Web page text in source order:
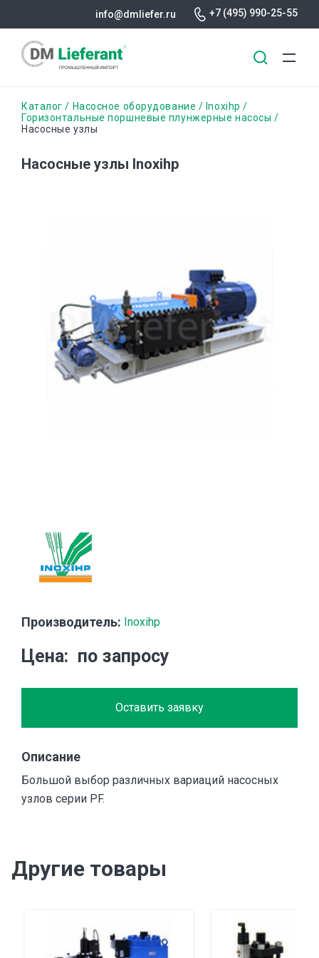
основному
info@dmliefer.ru +7 (495) 990-25-55
Строка
навигации
Каталог Насосное оборудование
Inoxihp
Горизонтальные поршневые плунжерные насосы
Насосные узлы
Насосные узлы Inoxihp
Производитель: Inoxihp
Цена по запросу
Оставить заявку
Описание
Большой выбор различных вариаций насоcных
узлов серии PF.
Другие товары